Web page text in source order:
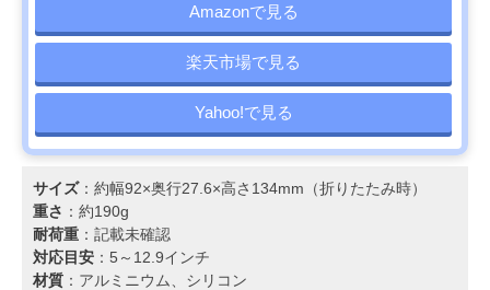
Amazonで見る
楽天市場で見る
Yahoo!で見る
サイズ：約幅92×奥行27.6×高さ134mm（折りたたみ時）
重さ ：約190g
耐荷重 ：記載未確認
対応目安 ：5～12.9インチ
材質 ：アルミニウム、シリコン